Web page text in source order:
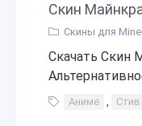
Скин
Скины для
Скачать Скин
Аниме , Стив